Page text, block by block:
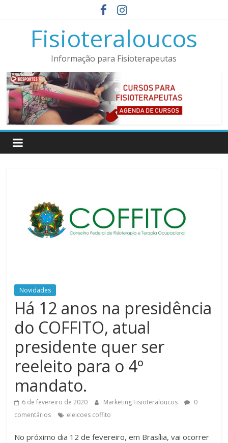
conteúdoFisioteraloucos
Informação para Fisioterapeutas
Novidades
Há 12 anos na presidência
do COFFITO, atual
presidente quer ser
reeleito para o 4º
mandato.
6 de fevereiro de 2020 Marketing Fisioteraloucos
0
comentários
eleicoes coffito
No próximo dia 12 de fevereiro, em Brasília, vai ocorrer